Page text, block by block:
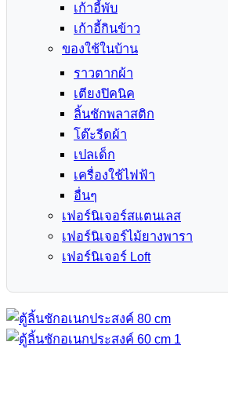
เก้าอี้พับ
เก้าอี้กินข้าว
ของใช้ในบ้าน
ราวตากผ้า
เตียงปิคนิค
ลิ้นชักพลาสติก
โต๊ะรีดผ้า
เปลเด็ก
เครื่องใช้ไฟฟ้า
อื่นๆ
เฟอร์นิเจอร์สแตนเลส
เฟอร์นิเจอร์ไม้ยางพารา
เฟอร์นิเจอร์ Loft